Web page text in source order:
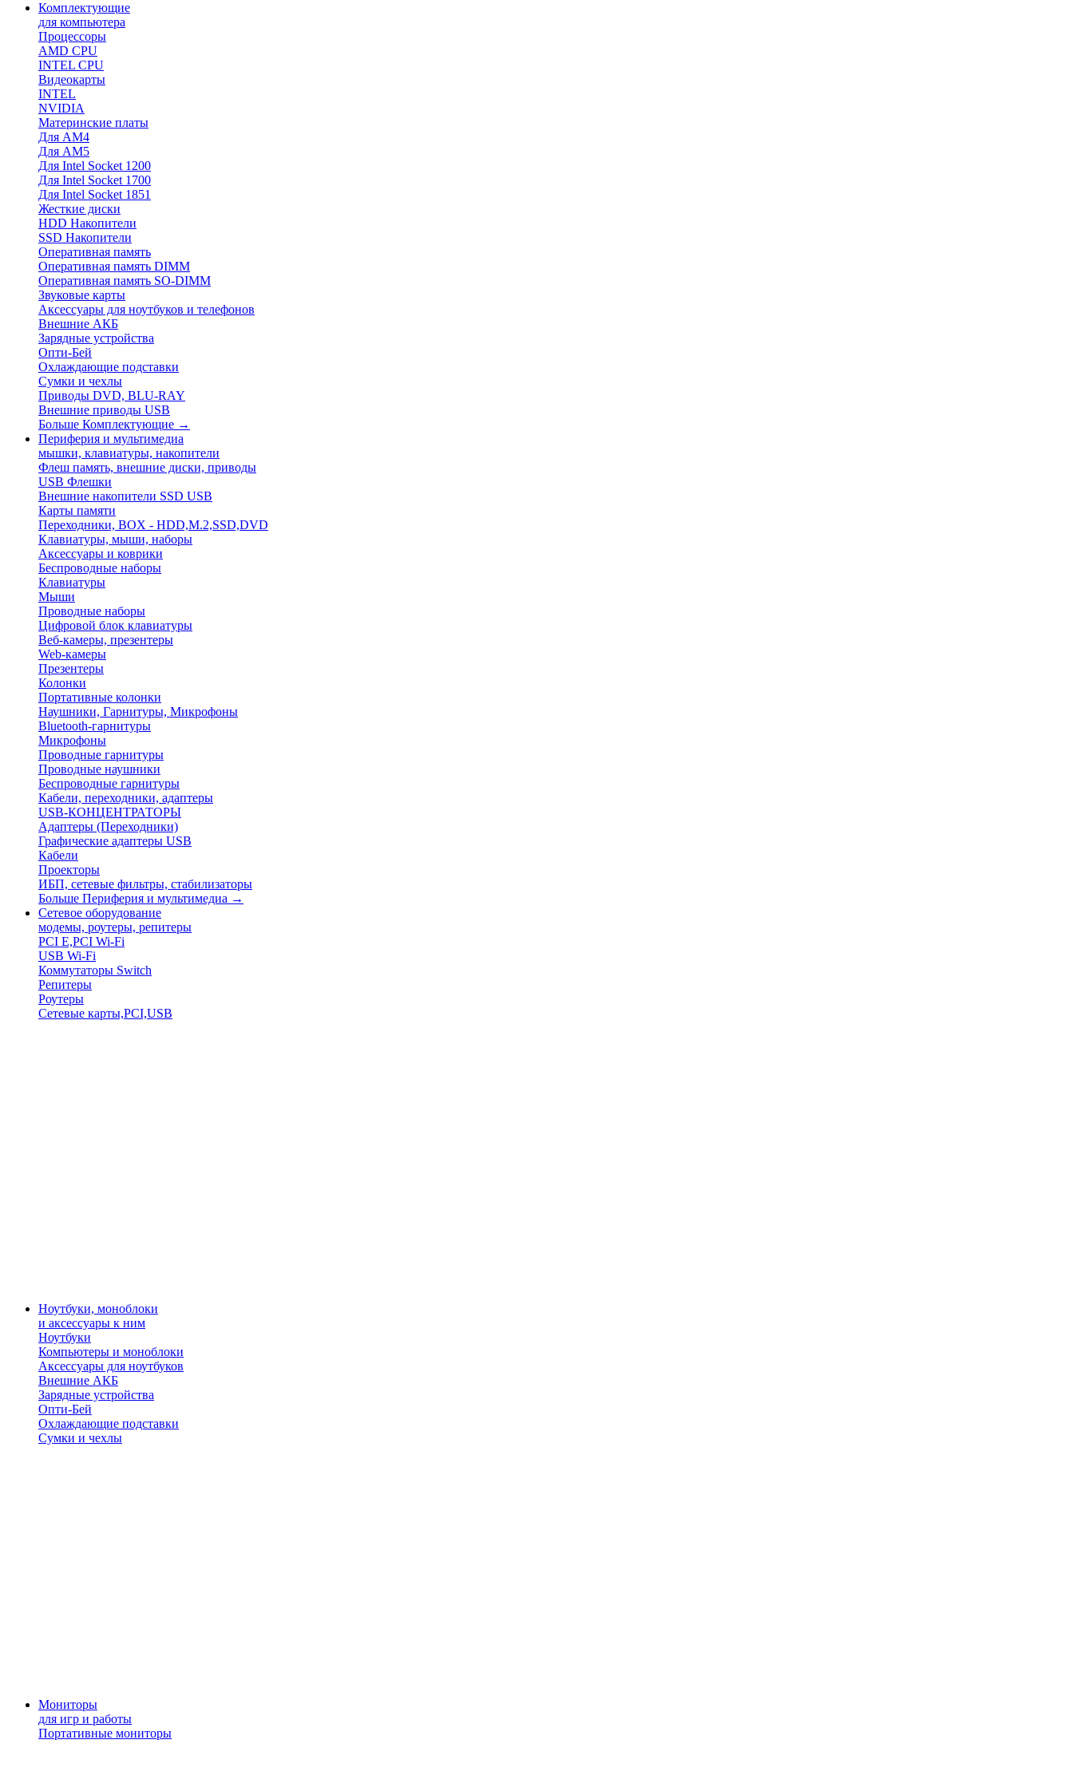
Комплектующие
для компьютера
Процессоры
AMD CPU
INTEL CPU
Видеокарты
INTEL
NVIDIA
Материнские платы
Для AM4
Для AM5
Для Intel Socket 1200
Для Intel Socket 1700
Для Intel Socket 1851
Жесткие диски
HDD Накопители
SSD Накопители
Оперативная память
Оперативная память DIMM
Оперативная память SO-DIMM
Звуковые карты
Аксессуары для ноутбуков и телефонов
Внешние АКБ
Зарядные устройства
Опти-Бей
Охлаждающие подставки
Сумки и чехлы
Приводы DVD, BLU-RAY
Внешние приводы USB
Больше Комплектующие →
Периферия и мультимедиа
мышки, клавиатуры, накопители
Флеш память, внешние диски, приводы
USB Флешки
Внешние накопители SSD USB
Карты памяти
Переходники, BOX - HDD,M.2,SSD,DVD
Клавиатуры, мыши, наборы
Аксессуары и коврики
Беспроводные наборы
Клавиатуры
Мыши
Проводные наборы
Цифровой блок клавиатуры
Веб-камеры, презентеры
Web-камеры
Презентеры
Колонки
Портативные колонки
Наушники, Гарнитуры, Микрофоны
Bluetooth-гарнитуры
Микрофоны
Проводные гарнитуры
Проводные наушники
Беспроводные гарнитуры
Кабели, переходники, адаптеры
USB-КОНЦЕНТРАТОРЫ
Адаптеры (Переходники)
Графические адаптеры USB
Кабели
Проекторы
ИБП, сетевые фильтры, стабилизаторы
Больше Периферия и мультимедиа →
Сетевое оборудование
модемы, роутеры, репитеры
PCI E,PCI Wi-Fi
USB Wi-Fi
Коммутаторы Switch
Репитеры
Роутеры
Сетевые карты,PCI,USB
Ноутбуки, моноблоки
и аксессуары к ним
Ноутбуки
Компьютеры и моноблоки
Аксессуары для ноутбуков
Внешние АКБ
Зарядные устройства
Опти-Бей
Охлаждающие подставки
Сумки и чехлы
Мониторы
для игр и работы
Портативные мониторы